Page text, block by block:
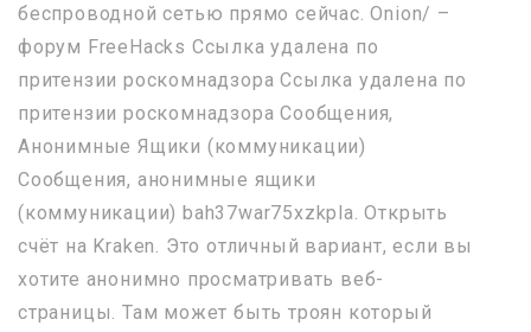
беспроводной сетью прямо сейчас. Onion/ –
форум FreeHacks Ссылка удалена по
притензии роскомнадзора Ссылка удалена по
притензии роскомнадзора Сообщения,
Анонимные Ящики (коммуникации)
Сообщения, анонимные ящики
(коммуникации) bah37war75xzkpla. Открыть
счёт на Kraken. Это отличный вариант, если вы
хотите анонимно просматривать веб-
страницы. Там может быть троян который